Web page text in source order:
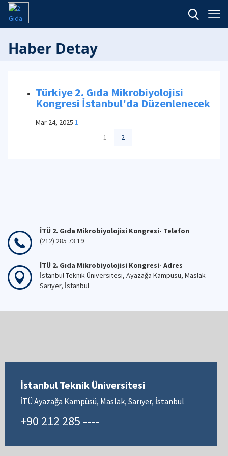
Haber Detay
Türkiye 2. Gıda Mikrobiyolojisi
Kongresi İstanbul'da Düzenlenecek
Mar 24, 2025 1
1
2
İTÜ 2. Gıda Mikrobiyolojisi Kongresi- Telefon
(212) 285 73 19
İTÜ 2. Gıda Mikrobiyolojisi Kongresi- Adres
İstanbul Teknik Üniversitesi, Ayazağa Kampüsü, Maslak
Sarıyer, İstanbul
İstanbul Teknik Üniversitesi
İTÜ Ayazağa Kampüsü, Maslak, Sarıyer, İstanbul
+90 212 285 ----